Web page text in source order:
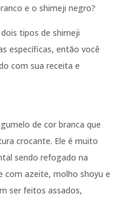
e o shimeji negro?
tipos de shimeji
específicas, então você
com sua receita e
de cor branca que
crocante. Ele é muito
sendo refogado na
com azeite, molho shoyu e
ser feitos assados,